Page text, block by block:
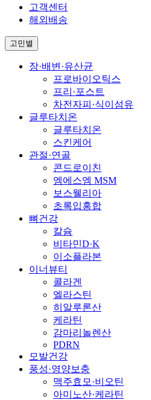
고객센터
해외배송
고민별
장·배변·유산균
프로바이오틱스
프리·포스트
차전자피·식이섬유
글루타치온
글루타치온
스킨케어
관절·연골
콘드로이친
엠에스엠 MSM
보스웰리아
초록입홍합
뼈건강
칼슘
비타민D·K
이소플라본
이너뷰티
콜라겐
엘라스틴
히알루론산
케라틴
감마리놀렌산
PDRN
모발건강
풍성·영양보충
맥주효모·비오틴
아미노산·케라틴